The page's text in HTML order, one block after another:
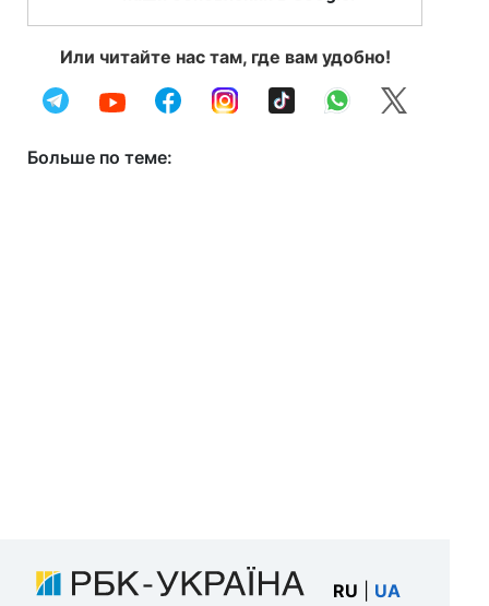
Или читайте нас там, где вам удобно!
Больше по теме:
RU UA